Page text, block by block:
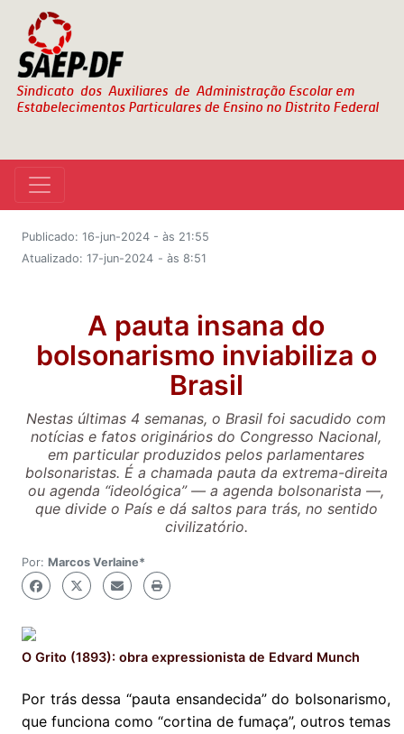
Publicado: 16-jun-2024 - às 21:55
Atualizado: 17-jun-2024 - às 8:51
A pauta insana do
bolsonarismo inviabiliza o
Brasil
Nestas últimas 4 semanas, o Brasil foi sacudido com
notícias e fatos originários do Congresso Nacional,
em particular produzidos pelos parlamentares
bolsonaristas. É a chamada pauta da extrema-direita
ou agenda “ideológica” — a agenda bolsonarista —,
que divide o País e dá saltos para trás, no sentido
civilizatório.
Por: Marcos Verlaine*
O Grito (1893): obra expressionista de Edvard Munch
Por trás dessa “pauta ensandecida” do bolsonarismo,
que funciona como “cortina de fumaça”, outros temas